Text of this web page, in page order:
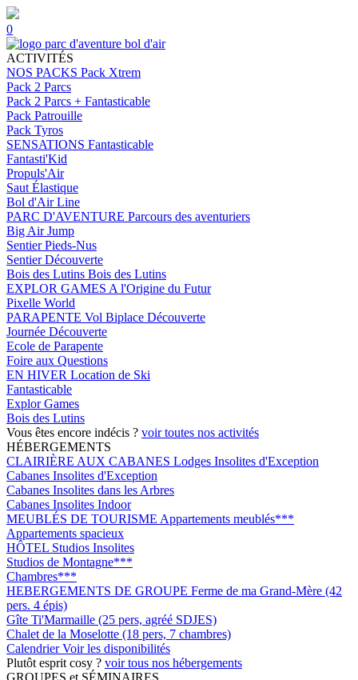
0
ACTIVITÉS
NOS PACKS Pack Xtrem
Pack 2 Parcs
Pack 2 Parcs + Fantasticable
Pack Patrouille
Pack Tyros
SENSATIONS Fantasticable
Fantasti'Kid
Propuls'Air
Saut Élastique
Bol d'Air Line
PARC D'AVENTURE Parcours des aventuriers
Big Air Jump
Sentier Pieds-Nus
Sentier Découverte
Bois des Lutins Bois des Lutins
EXPLOR GAMES A l'Origine du Futur
Pixelle World
PARAPENTE Vol Biplace Découverte
Journée Découverte
Ecole de Parapente
Foire aux Questions
EN HIVER Location de Ski
Fantasticable
Explor Games
Bois des Lutins
Vous êtes encore indécis ? voir toutes nos activités
HÉBERGEMENTS
CLAIRIÈRE AUX CABANES Lodges Insolites d'Exception
Cabanes Insolites d'Exception
Cabanes Insolites dans les Arbres
Cabanes Insolites Indoor
MEUBLÉS DE TOURISME Appartements meublés***
Appartements spacieux
HÔTEL Studios Insolites
Studios de Montagne***
Chambres***
HEBERGEMENTS DE GROUPE Ferme de ma Grand-Mère (42
pers. 4 épis)
Gîte Ti'Marmaille (25 pers, agréé SDJES)
Chalet de la Moselotte (18 pers, 7 chambres)
CalendrierVoir les disponibilités
Plutôt esprit cosy ? voir tous nos hébergements
GROUPES et SÉMINAIRES